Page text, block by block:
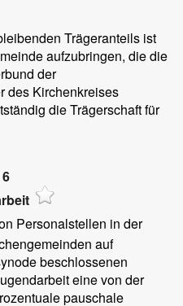
Trägeranteils ist
aufzubringen, die die
der
des Kirchenkreises
die Trägerschaft für
Personalstellen in der
auf
beschlossenen
eine von der
pauschale